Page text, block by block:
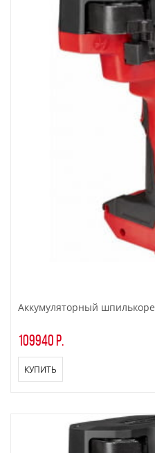
Аккумуляторный
109940 р.
КУПИТЬ